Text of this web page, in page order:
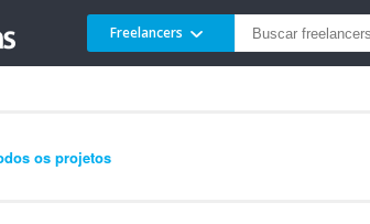
Freelancers
os projetos